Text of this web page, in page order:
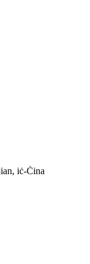
iċ-Ċina